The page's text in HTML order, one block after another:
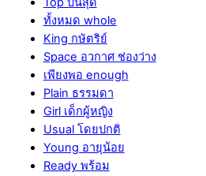
ทั้งหมด whole
King กษัตริย์
Space อวกาศ ช่องว่าง
เพียงพอ enough
Plain ธรรมดา
Girl เด็กผู้หญิง
Usual โดยปกติ
Young อายุน้อย
Ready พร้อม